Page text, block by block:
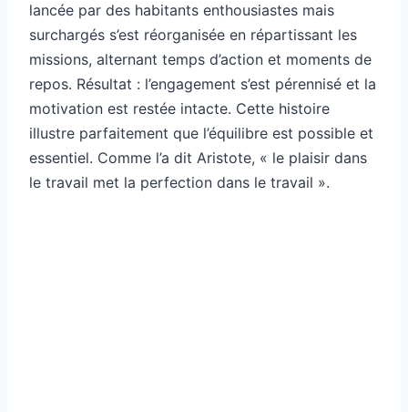
lancée par des habitants enthousiastes mais
surchargés s’est réorganisée en répartissant les
missions, alternant temps d’action et moments de
repos. Résultat : l’engagement s’est pérennisé et la
motivation est restée intacte. Cette histoire
illustre parfaitement que l’équilibre est possible et
essentiel. Comme l’a dit Aristote, « le plaisir dans
le travail met la perfection dans le travail ».